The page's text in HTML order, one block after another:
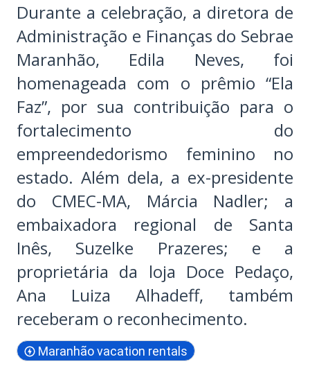
Durante a celebração, a diretora de
Administração e Finanças do Sebrae
Maranhão, Edila Neves, foi
homenageada com o prêmio “Ela
Faz”, por sua contribuição para o
fortalecimento do
empreendedorismo feminino no
estado. Além dela, a ex-presidente
do CMEC-MA, Márcia Nadler; a
embaixadora regional de Santa
Inês, Suzelke Prazeres; e a
proprietária da loja Doce Pedaço,
Ana Luiza Alhadeff, também
receberam o reconhecimento.
Maranhão vacation rentals